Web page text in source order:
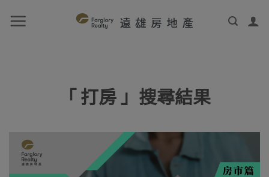
「 打房 」搜尋結果